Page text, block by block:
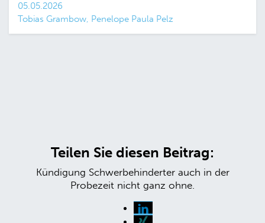
05.05.2026
Tobias Grambow, Penelope Paula Pelz
Teilen Sie diesen Beitrag:
Kündigung Schwerbehinderter auch in der
Probezeit nicht ganz ohne.